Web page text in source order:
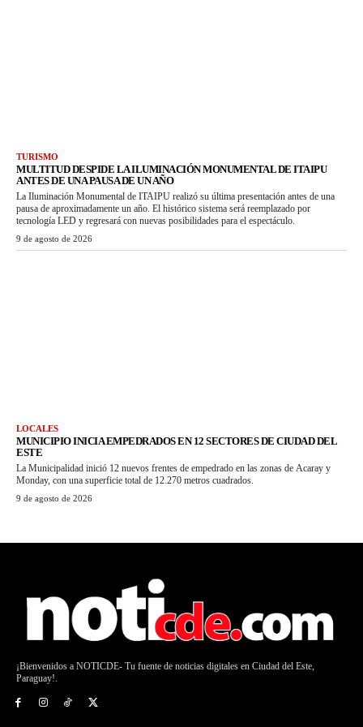
TURISMO
MULTITUD DESPIDE LA ILUMINACIÓN MONUMENTAL DE ITAIPU
ANTES DE UNA PAUSA DE UN AÑO
La Iluminación Monumental de ITAIPU realizó su última presentación antes de una
pausa de aproximadamente un año. El histórico sistema será reemplazado por
tecnología LED y regresará con nuevas posibilidades para el espectáculo.
9 de agosto de 2026
LOCALES
MUNICIPIO INICIA EMPEDRADOS EN 12 SECTORES DE CIUDAD DEL
ESTE
La Municipalidad inició 12 nuevos frentes de empedrado en las zonas de Acaray y
Monday, con una superficie total de 12.270 metros cuadrados.
9 de agosto de 2026
¡Bienvenidos a NOTICDE- Tu fuente de noticias digitales en Ciudad del Este,
Paraguay!.